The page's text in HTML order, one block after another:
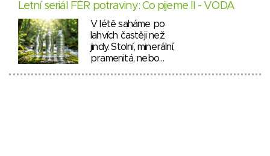
Letní seriál FÉR potraviny: Co pijeme II - VODA
V létě saháme po
lahvích častěji než
jindy. Stolní, minerální,
pramenitá, nebo…